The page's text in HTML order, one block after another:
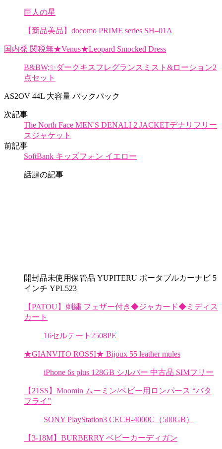
巨人の星
【新品美品】docomo PRIME series SH–01A
国内発 関税無★Venus★Leopard Smocked Dress
B&BW;✨ダークキスフレグランスミスト&ローション2
点セット
AS2OV 44L 大容量 バックパック
次記事
The North Face MEN'S DENALI 2 JACKETデナリフリー
スジャケット
前記事
SoftBank キッズフォン イエロー
話題の記事
開封品未使用保管品 YUPITERU ポータブルカーナビ 5
インチ YPL523
【PATOU】刺繍 フェザー付き◆ジャカード◆ミディス
カート
16セルテート2508PE
★GIANVITO ROSSI★ Bijoux 55 leather mules
iPhone 6s plus 128GB シルバー 中古品 SIMフリー
【21SS】Moomin ムーミン/ベビー用ロンパース “バタ
フライ”
SONY PlayStation3 CECH-4000C（500GB）
【3-18M】BURBERRY ベビーカーディガン